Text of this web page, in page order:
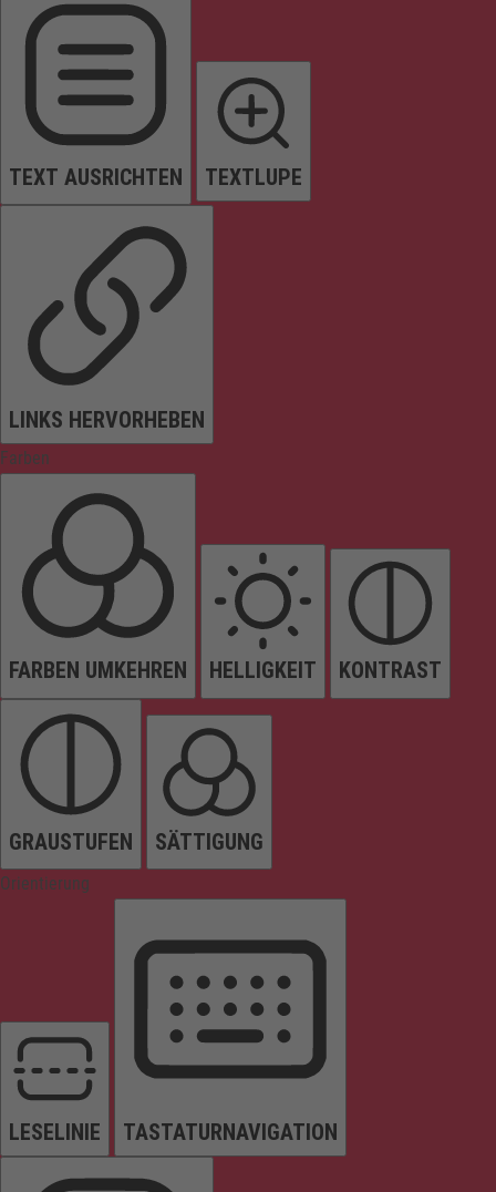
TEXT AUSRICHTEN TEXTLUPE
LINKS HERVORHEBEN
Farben
FARBEN UMKEHREN HELLIGKEIT KONTRAST
GRAUSTUFEN SÄTTIGUNG
Orientierung
LESELINIE TASTATURNAVIGATION